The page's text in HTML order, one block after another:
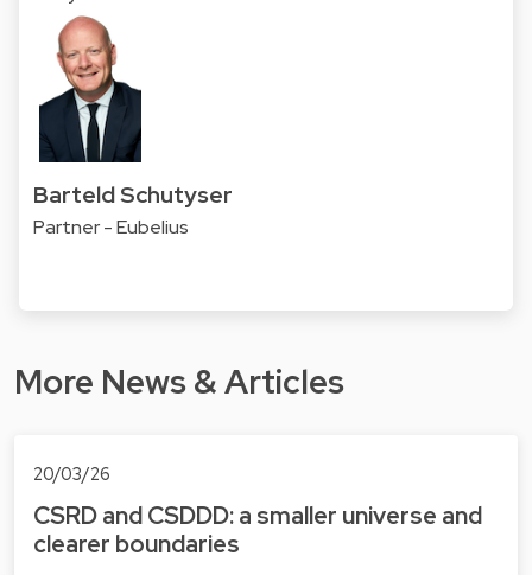
Barteld Schutyser
Partner - Eubelius
More News & Articles
20/03/26
CSRD and CSDDD: a smaller universe and
clearer boundaries